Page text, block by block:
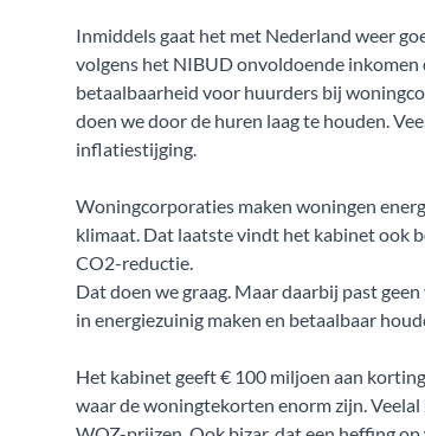
Inmiddels gaat het met Nederland weer
volgens het NIBUD onvoldoende
betaalbaarheid voor huurders bij
doen we door de huren laag te houden.
inflatiestijging.
Woningcorporaties maken woningen
klimaat. Dat laatste vindt het kabinet ook
CO2-reductie.
Dat doen we graag. Maar daarbij past
in energiezuinig maken en betaalbaar
Het kabinet geeft € 100 miljoen aan
waar de woningtekorten enorm zijn.